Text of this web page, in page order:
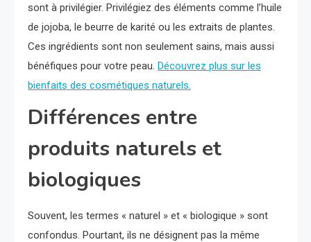
sont à privilégier. Privilégiez des éléments comme l’huile
de jojoba, le beurre de karité ou les extraits de plantes.
Ces ingrédients sont non seulement sains, mais aussi
bénéfiques pour votre peau. Découvrez plus sur les
bienfaits des cosmétiques naturels.
Différences entre
produits naturels et
biologiques
Souvent, les termes « naturel » et « biologique » sont
confondus. Pourtant, ils ne désignent pas la même